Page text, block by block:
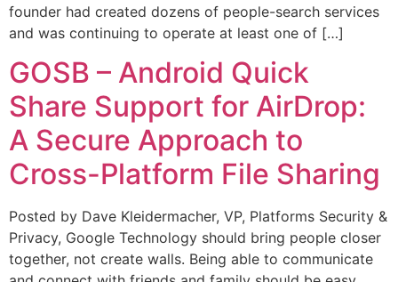
founder had created dozens of people-search services
and was continuing to operate at least one of […]
GOSB – Android Quick
Share Support for AirDrop:
A Secure Approach to
Cross-Platform File Sharing
Posted by Dave Kleidermacher, VP, Platforms Security &
Privacy, Google Technology should bring people closer
together, not create walls. Being able to communicate